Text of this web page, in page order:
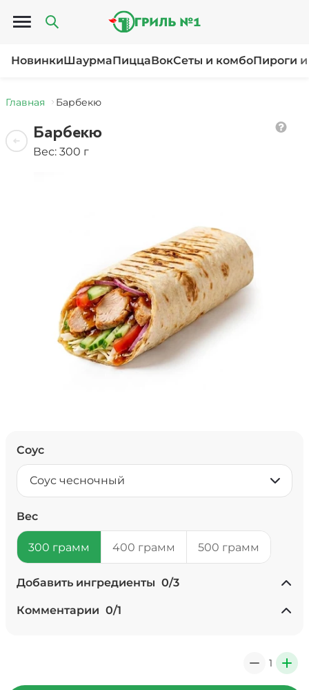
Открыть меню
НовинкиШаурмаПиццаВокСеты и комбоПироги
Главная Барбекю
Барбекю
Вес: 300 г
Соус
Соус чесночный
Вес
300 грамм 400 грамм 500 грамм
Добавить ингредиенты 0/3
+ Ананасы консервированные
(20 г)
Комментарии 0/1
1 +